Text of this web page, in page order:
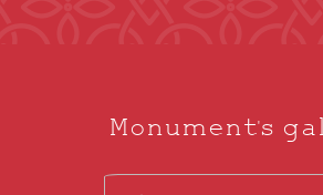
Monument's